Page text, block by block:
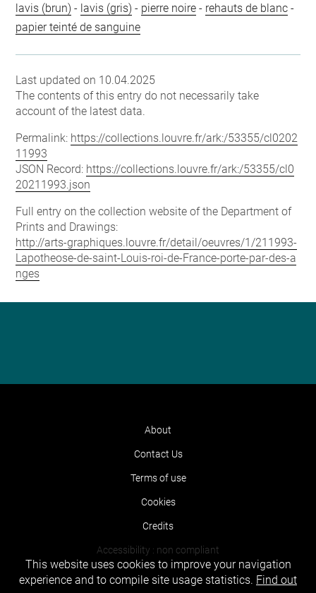
lavis (brun) - lavis (gris) - pierre noire - rehauts de blanc -
papier teinté de sanguine
Last updated on 10.04.2025
The contents of this entry do not necessarily take
account of the latest data.
Permalink: https://collections.louvre.fr/ark:/53355/cl0202
11993
JSON Record: https://collections.louvre.fr/ark:/53355/cl0
20211993.json
Full entry on the collection website of the Department of
Prints and Drawings:
http://arts-graphiques.louvre.fr/detail/oeuvres/1/211993-
Lapotheose-de-saint-Louis-roi-de-France-porte-par-des-a
nges
About
Contact Us
Terms of use
Cookies
Credits
Accessibility : non compliant
This website uses cookies to improve your navigation
experience and to compile site usage statistics. Find out